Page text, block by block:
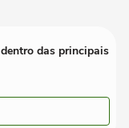
das principais